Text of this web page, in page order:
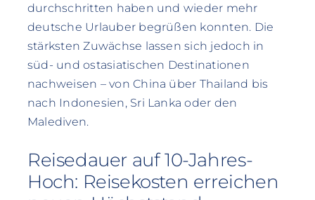
durchschritten haben und wieder mehr
deutsche Urlauber begrüßen konnten. Die
stärksten Zuwächse lassen sich jedoch in
süd- und ostasiatischen Destinationen
nachweisen – von China über Thailand bis
nach Indonesien, Sri Lanka oder den
Malediven.
Reisedauer auf 10-Jahres-
Hoch: Reisekosten erreichen